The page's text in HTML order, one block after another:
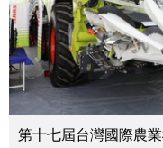
第十七屆台灣國際農